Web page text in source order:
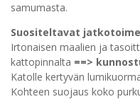
samumasta.
Suositeltavat
Irtonaisen maalien ja
kattopinnalta ==>
Katolle kertyvän
Kohteen suojaus koko